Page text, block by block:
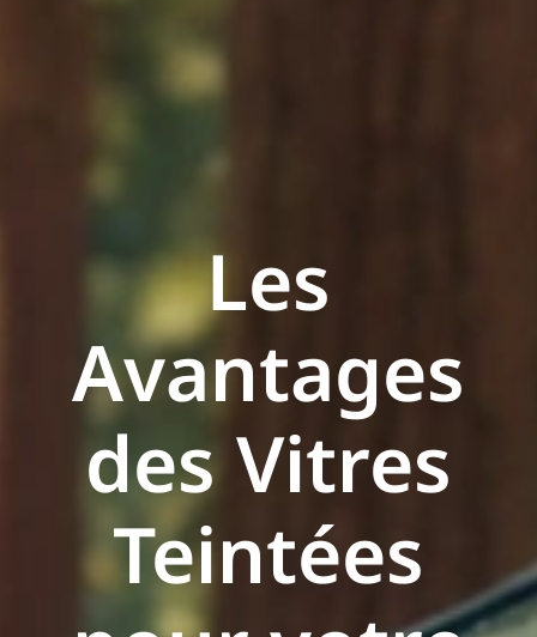
Les
Avantages
des Vitres
Teintées